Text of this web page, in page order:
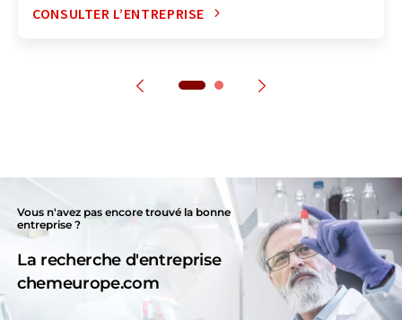
CONSULTER L’ENTREPRISE
Vous n'avez pas encore trouvé la bonne
entreprise ?
La recherche d'entreprise
chemeurope.com